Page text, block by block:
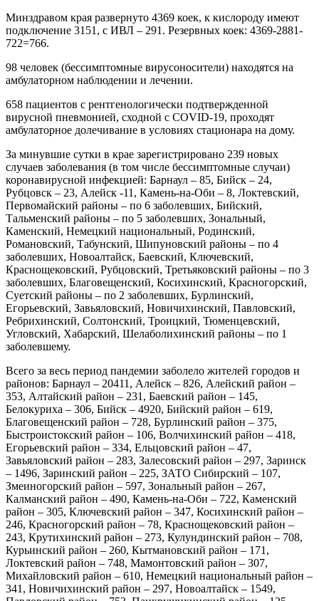
Минздравом края развернуто 4369 коек, к кислороду имеют
подключение 3151, с ИВЛ – 291. Резервных коек: 4369-2881-
722=766.
98 человек (бессимптомные вирусоносители) находятся на
амбулаторном наблюдении и лечении.
658 пациентов с рентгенологически подтвержденной
вирусной пневмонией, сходной с COVID-19, проходят
амбулаторное долечивание в условиях стационара на дому.
За минувшие сутки в крае зарегистрировано 239 новых
случаев заболевания (в том числе бессимптомные случаи)
коронавирусной инфекцией: Барнаул – 85, Бийск – 24,
Рубцовск – 23, Алейск -11, Камень-на-Оби – 8, Локтевский,
Первомайский районы – по 6 заболевших, Бийский,
Тальменский районы – по 5 заболевших, Зональный,
Каменский, Немецкий национальный, Родинский,
Романовский, Табунский, Шипуновский районы – по 4
заболевших, Новоалтайск, Баевский, Ключевский,
Краснощековский, Рубцовский, Третьяковский районы – по 3
заболевших, Благовещенский, Косихинский, Красногорский,
Суетский районы – по 2 заболевших, Бурлинский,
Егорьевский, Завьяловский, Новичихинский, Павловский,
Ребрихинский, Солтонский, Троицкий, Тюменцевский,
Угловский, Хабарский, Шелаболихинский районы – по 1
заболевшему.
Всего за весь период пандемии заболело жителей городов и
районов: Барнаул – 20411, Алейск – 826, Алейский район –
353, Алтайский район – 231, Баевский район – 145,
Белокуриха – 306, Бийск – 4920, Бийский район – 619,
Благовещенский район – 728, Бурлинский район – 375,
Быстроистокский район – 106, Волчихинский район – 418,
Егорьевский район – 334, Ельцовский район – 47,
Завьяловский район – 283, Залесовский район – 297, Заринск
– 1496, Заринский район – 225, ЗАТО Сибирский – 107,
Змеиногорский район – 597, Зональный район – 267,
Калманский район – 490, Камень-на-Оби – 722, Каменский
район – 305, Ключевский район – 347, Косихинский район –
246, Красногорский район – 78, Краснощековский район –
243, Крутихинский район – 273, Кулундинский район – 708,
Курьинский район – 260, Кытмановский район – 171,
Локтевский район – 748, Мамонтовский район – 307,
Михайловский район – 610, Немецкий национальный район –
341, Новичихинский район – 297, Новоалтайск – 1549,